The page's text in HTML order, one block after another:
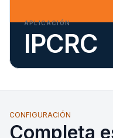
APLICACIÓN
IPCRC
CONFIGURACIÓN
Completa